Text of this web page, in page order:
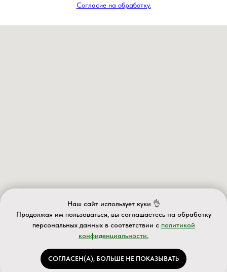
Услуги Акции
Согласие на обработку.
Наш сайт использует куки 👌
Продолжая им пользоваться, вы соглашаетесь на обработку
персональных данных в соответствии с политикой
конфиденциальности.
СОГЛАСЕН(А), БОЛЬШЕ НЕ ПОКАЗЫВАТЬ
ИП Валеев А.Д.
Информация на сайте носит информационный характер и не